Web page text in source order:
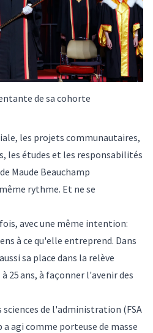
de sa cohorte
les projets communautaires,
les études et les responsabilités
Maude Beauchamp
rythme. Et ne se
avec une même intention:
à ce qu'elle entreprend. Dans
sa place dans la relève
25 ans, à façonner l'avenir des
sciences de l'administration (FSA
a agi comme porteuse de masse